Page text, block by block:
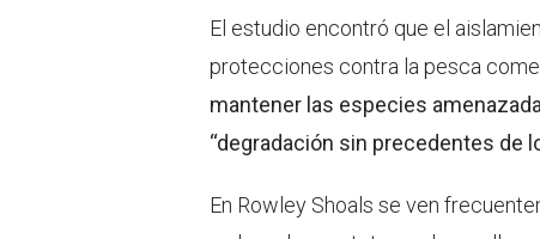
El estudio encontró que el
protecciones contra la pesca
mantener las especies
“degradación sin precedentes de
En Rowley Shoals se ven